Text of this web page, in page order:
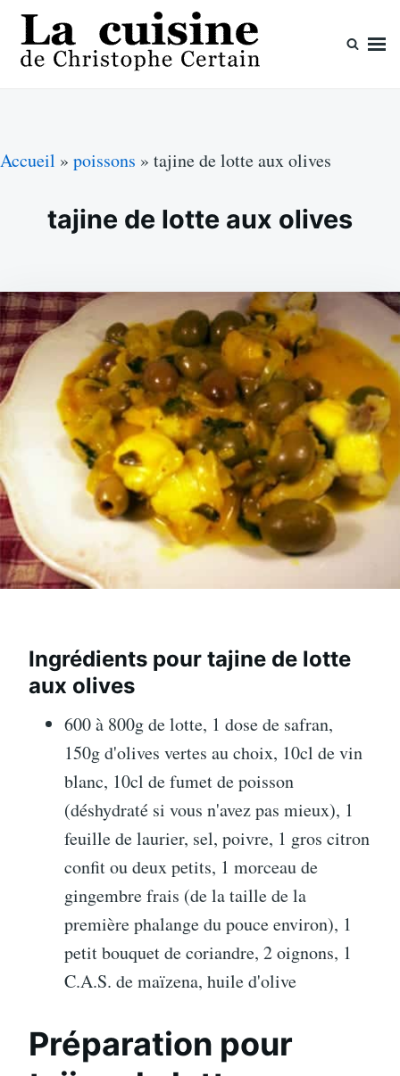
Skip
content
Search
for:
Accueil » poissons » tajine de lotte aux olives
tajine de lotte aux olives
Ingrédients pour tajine de lotte
aux olives
600 à 800g de lotte, 1 dose de safran,
150g d'olives vertes au choix, 10cl de vin
blanc, 10cl de fumet de poisson
(déshydraté si vous n'avez pas mieux), 1
feuille de laurier, sel, poivre, 1 gros citron
confit ou deux petits, 1 morceau de
gingembre frais (de la taille de la
première phalange du pouce environ), 1
petit bouquet de coriandre, 2 oignons, 1
C.A.S. de maïzena, huile d'olive
Préparation pour